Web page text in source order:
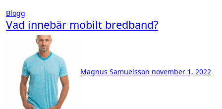
Blogg
Vad innebär mobilt bredband?
Magnus Samuelsson november 1, 2022